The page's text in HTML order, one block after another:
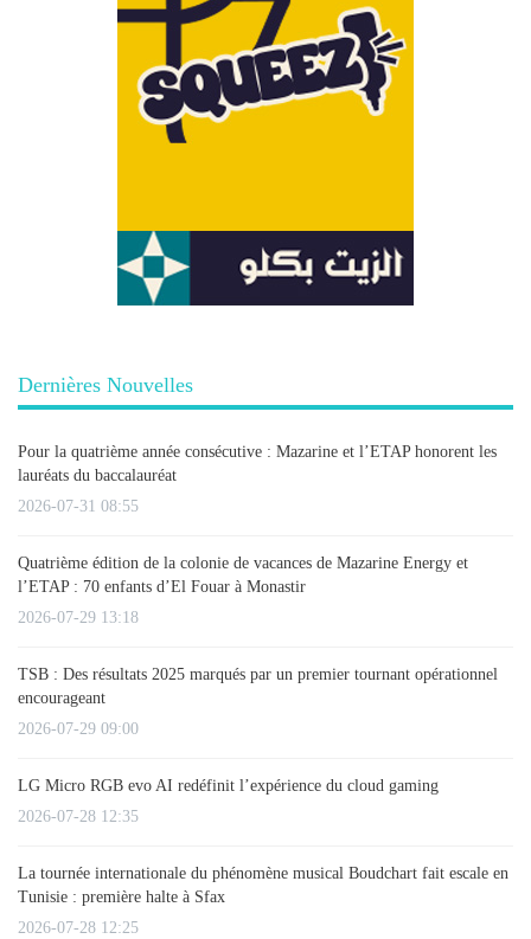
Dernières Nouvelles
Pour la quatrième année consécutive : Mazarine et l’ETAP honorent les
lauréats du baccalauréat
2026-07-31 08:55
Quatrième édition de la colonie de vacances de Mazarine Energy et
l’ETAP : 70 enfants d’El Fouar à Monastir
2026-07-29 13:18
TSB : Des résultats 2025 marqués par un premier tournant opérationnel
encourageant
2026-07-29 09:00
LG Micro RGB evo AI redéfinit l’expérience du cloud gaming
2026-07-28 12:35
La tournée internationale du phénomène musical Boudchart fait escale en
Tunisie : première halte à Sfax
2026-07-28 12:25